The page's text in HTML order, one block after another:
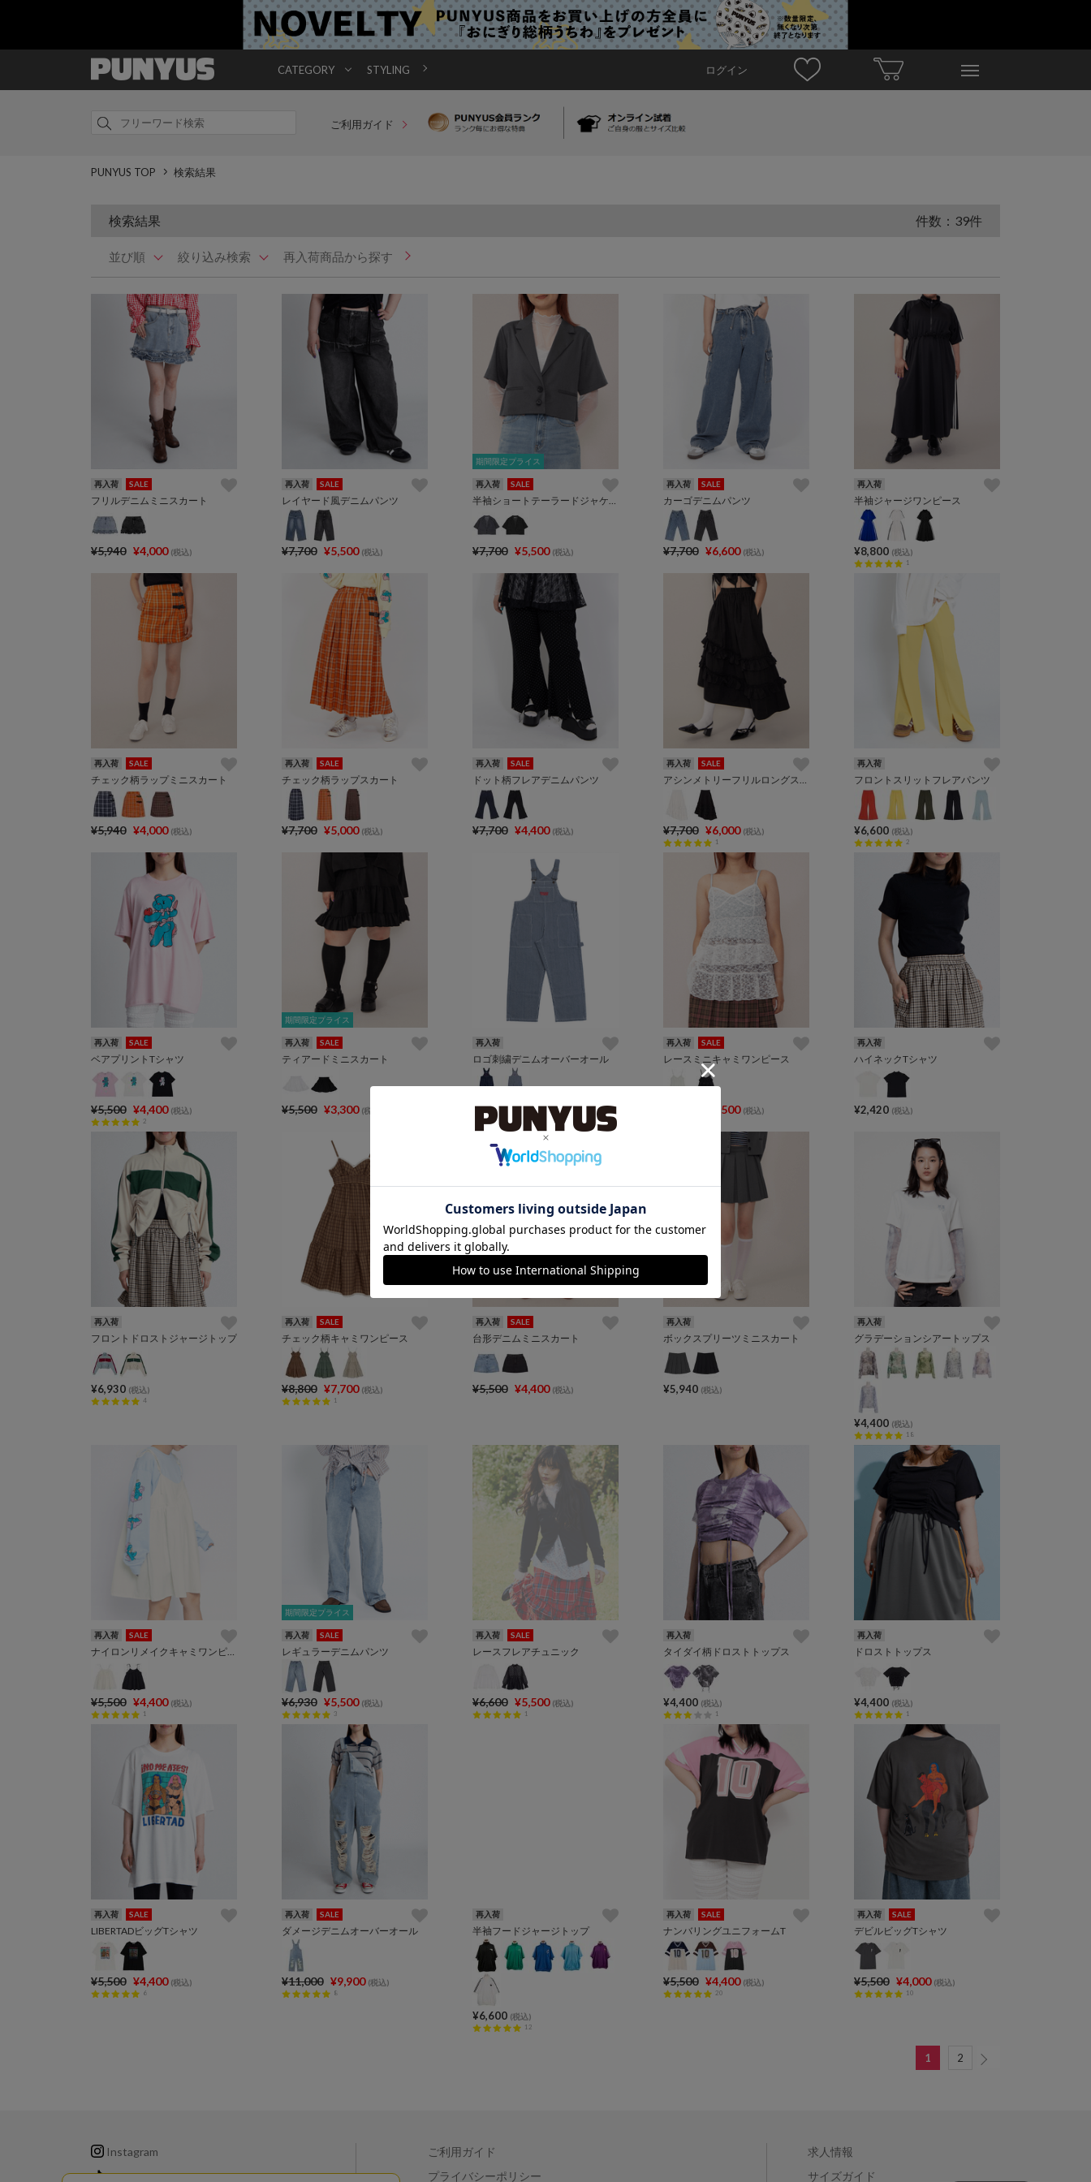
CATEGORY STYLING ログイン
ご利用ガイド
PUNYUS TOP 検索結果
検索結果 件数：39件
並び順 絞り込み検索 再入荷商品から探す
再入荷 SALE
フリルデニムミニスカート
¥5,940 ¥4,000 (税込)
再入荷 SALE
レイヤード風デニムパンツ
¥7,700 ¥5,500 (税込)
期間限定プライス
期間限定プライス
再入荷 SALE
半袖ショートテーラードジャケット
¥7,700 ¥5,500 (税込)
再入荷 SALE
カーゴデニムパンツ
¥7,700 ¥6,600 (税込)
再入荷
半袖ジャージワンピース
¥8,800 (税込)
1
再入荷 SALE
チェック柄ラップミニスカート
¥5,940 ¥4,000 (税込)
再入荷 SALE
チェック柄ラップスカート
¥7,700 ¥5,000 (税込)
再入荷 SALE
ドット柄フレアデニムパンツ
¥7,700 ¥4,400 (税込)
再入荷 SALE
アシンメトリーフリルロングスカート
¥7,700 ¥6,000 (税込)
1
再入荷
フロントスリットフレアパンツ
¥6,600 (税込)
2
再入荷 SALE
ベアプリントTシャツ
¥5,500 ¥4,400 (税込)
2
期間限定プライス
期間限定プライス
再入荷 SALE
ティアードミニスカート
¥5,500 ¥3,300 (税込)
再入荷
ロゴ刺繍デニムオーバーオール
¥9,900
再入荷 SALE
レースミニキャミワンピース
¥5,500 (税込)
再入荷
ハイネックTシャツ
¥2,420 (税込)
再入荷
フロントドロストジャージトップ
¥6,930 (税込)
4
再入荷 SALE
チェック柄キャミワンピース
¥8,800 ¥7,700 (税込)
1
再入荷 SALE
台形デニムミニスカート
¥5,500 ¥4,400 (税込)
再入荷
ボックスプリーツミニスカート
¥5,940 (税込)
再入荷
グラデーションシアートップス
¥4,400 (税込)
18
再入荷 SALE
ナイロンリメイクキャミワンピース
¥5,500 ¥4,400 (税込)
1
期間限定プライス
期間限定プライス
再入荷 SALE
レギュラーデニムパンツ
¥6,930 ¥5,500 (税込)
3
再入荷 SALE
レースフレアチュニック
¥6,600 ¥5,500 (税込)
1
再入荷
タイダイ柄ドロストトップス
¥4,400 (税込)
1
再入荷
ドロストトップス
¥4,400 (税込)
1
再入荷 SALE
LIBERTADビッグTシャツ
¥5,500 ¥4,400 (税込)
6
再入荷 SALE
ダメージデニムオーバーオール
¥11,000 ¥9,900 (税込)
8
再入荷
半袖フードジャージトップ
¥6,600 (税込)
12
再入荷 SALE
ナンバリングユニフォームT
¥5,500 ¥4,400 (税込)
20
再入荷 SALE
デビルビッグTシャツ
¥5,500 ¥4,000 (税込)
10
1 2
Instagram
TikTok
ご利用ガイド
プライバシーポリシー
求人情報
サイズガイド